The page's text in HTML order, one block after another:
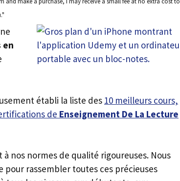
en
établi la liste des 10 meilleurs cours,
de Enseignement De La Lecture
nos normes de qualité rigoureuses. Nous
pour rassembler toutes ces précieuses